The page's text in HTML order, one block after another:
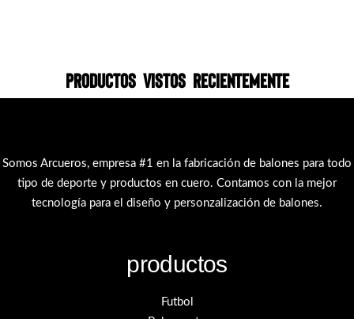
Productos vistos recientemente
Somos Arcueros, empresa #1 en la fabricación de balones para todo
tipo de deporte y productos en cuero. Contamos con la mejor
tecnología para el diseño y personzalización de balones.
productos
Futbol